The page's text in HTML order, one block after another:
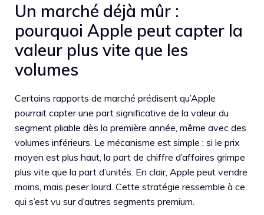
Un marché déjà mûr :
pourquoi Apple peut capter la
valeur plus vite que les
volumes
Certains rapports de marché prédisent qu’Apple
pourrait capter une part significative de la valeur du
segment pliable dès la première année, même avec des
volumes inférieurs. Le mécanisme est simple : si le prix
moyen est plus haut, la part de chiffre d’affaires grimpe
plus vite que la part d’unités. En clair, Apple peut vendre
moins, mais peser lourd. Cette stratégie ressemble à ce
qui s’est vu sur d’autres segments premium.